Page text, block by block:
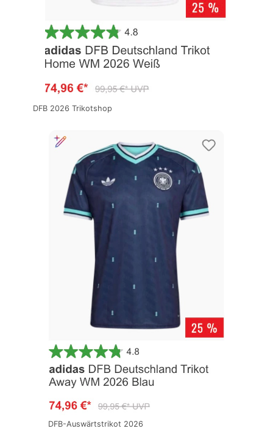
DFB 2026 Trikotshop
DFB-Auswärtstrikot 2026